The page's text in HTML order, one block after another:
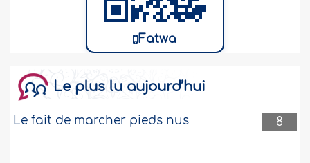
Fatwa
Le plus lu aujourd’hui
8
Le fait de marcher pieds nus